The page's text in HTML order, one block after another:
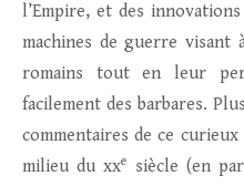
l’Empire, et des
machines de guerre visant
romains tout en leur
facilement des barbares.
commentaires de ce
milieu du xxe
siècle (en